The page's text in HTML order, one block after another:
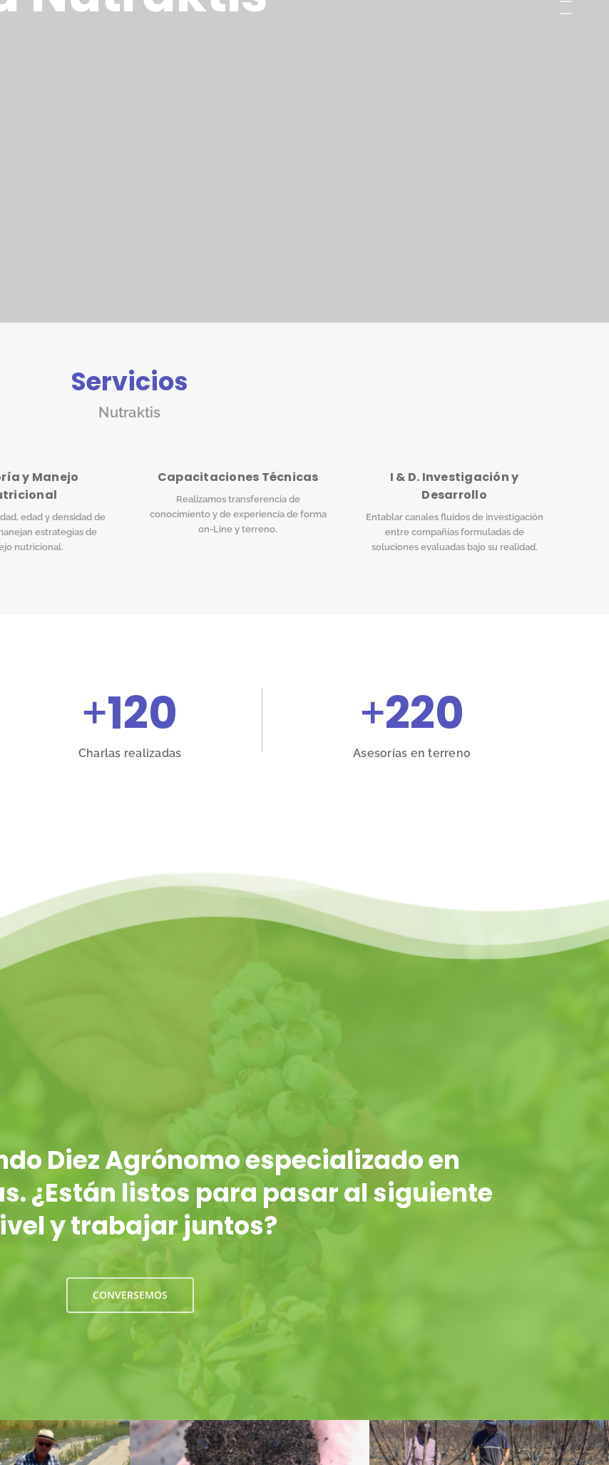
Servicios
Nutraktis
y Manejo
edad y densidad de
estrategias de
nutricional.
Capacitaciones Técnicas
Realizamos transferencia de
conocimiento y de experiencia de forma
on-Line y terreno.
I & D. Investigación y
Desarrollo
Entablar canales fluidos de investigación
entre compañías formuladas de
soluciones evaluadas bajo su realidad.
+120
Charlas realizadas
+220
Asesorías en terreno
Diez Agrónomo especializado en
¿Están listos para pasar al siguiente
y trabajar juntos?
CONVERSEMOS